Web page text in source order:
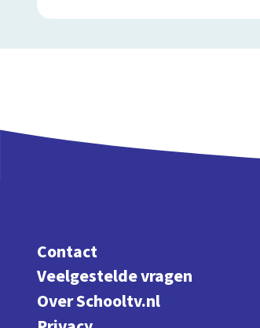
Contact
Veelgestelde vragen
Over Schooltv.nl